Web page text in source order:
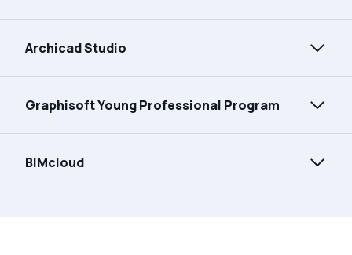
Archicad Studio
Graphisoft Young Professional Program
BIMcloud